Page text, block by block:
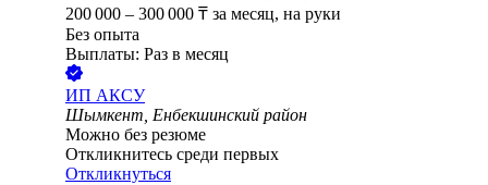
200 000 – 300 000 ₸ за месяц, на руки
Без опыта
Выплаты: Раз в месяц
ИП АКСУ
Шымкент, Енбекшинский район
Можно без резюме
Откликнитесь среди первых
Откликнуться